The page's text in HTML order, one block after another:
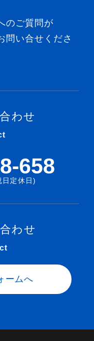
のご質問が
問い合せくださ
わせ
658
定休日)
わせ
ームへ